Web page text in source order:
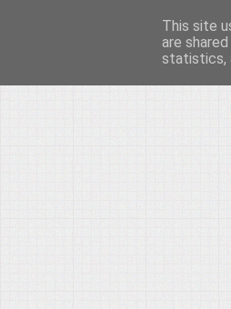
Το
This site
are
statistics,